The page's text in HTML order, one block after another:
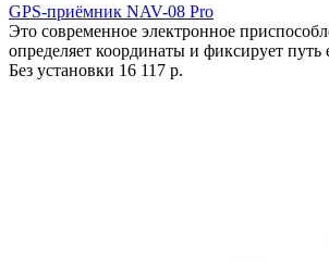
GPS-приёмник NAV-08 Pro
Это современное электронное
определяет координаты и фиксирует путь
Без установки 16 117 р.